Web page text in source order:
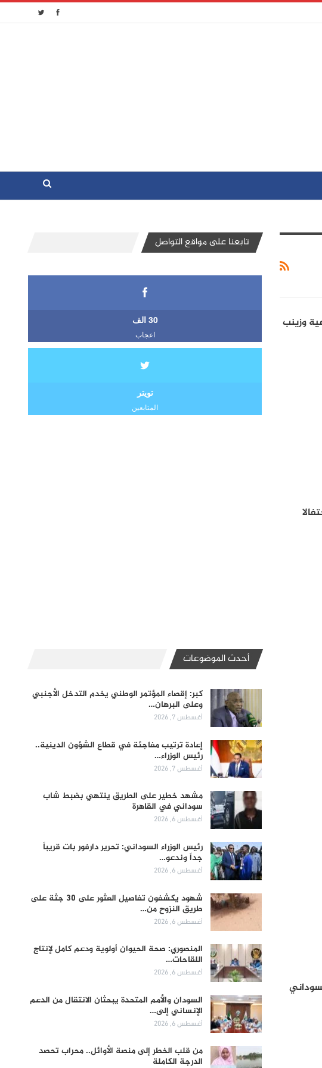
وزينب
تابعنا على مواقع التواصل
30 الف
اعجاب
تويتر
المتابعين
أحدث الموضوعات
كبر: إقصاء المؤتمر الوطني يخدم التدخل الأجنبي
وعلى البرهان…
أغسطس 7, 2026
إعادة ترتيب مفاجئة في قطاع الشؤون الدينية..
رئيس الوزراء…
أغسطس 7, 2026
مشهد خطير على الطريق ينتهي بضبط شاب
سوداني في القاهرة
أغسطس 6, 2026
رئيس الوزراء السوداني: تحرير دارفور بات قريباً
جداً وندعو…
أغسطس 6, 2026
شهود يكشفون تفاصيل العثور على 30 جثة على
طريق النزوح من…
أغسطس 6, 2026
المنصوري: صحة الحيوان أولوية ودعم كامل لإنتاج
اللقاحات…
أغسطس 6, 2026
السودان والأمم المتحدة يبحثان الانتقال من الدعم
الإنساني إلى…
أغسطس 6, 2026
من قلب الخطر إلى منصة الأوائل.. محراب تحصد
الدرجة الكاملة